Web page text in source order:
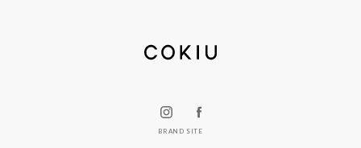
BRAND SITE